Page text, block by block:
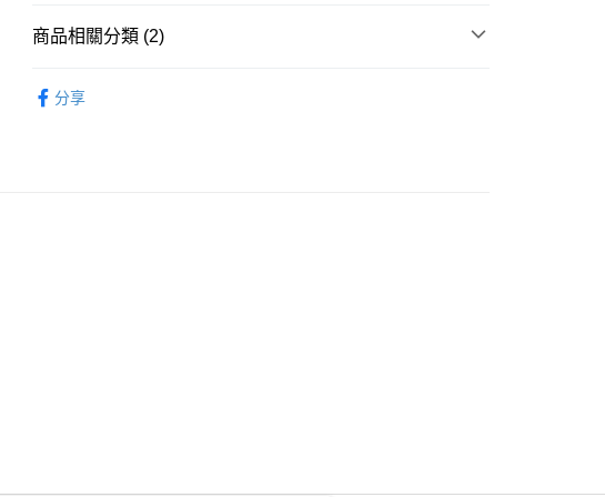
WeChat Pay
送貨方式
商品相關分類 (2)
分享